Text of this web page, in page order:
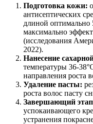
Подготовка кожи:
антисептических
длиной оптимально
максимально
(исследования
2022).
Нанесение
температуры 36-
направления роста
Удаление пасты:
роста волос пасту
Завершающий
успокаивающего
устранения